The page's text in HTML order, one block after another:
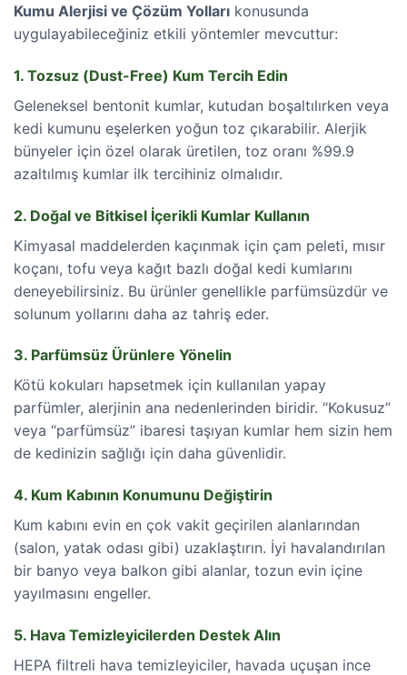
Kumu Alerjisi ve Çözüm Yolları konusunda
uygulayabileceğiniz etkili yöntemler mevcuttur:
1. Tozsuz (Dust-Free) Kum Tercih Edin
Geleneksel bentonit kumlar, kutudan boşaltılırken veya
kedi kumunu eşelerken yoğun toz çıkarabilir. Alerjik
bünyeler için özel olarak üretilen, toz oranı %99.9
azaltılmış kumlar ilk tercihiniz olmalıdır.
2. Doğal ve Bitkisel İçerikli Kumlar Kullanın
Kimyasal maddelerden kaçınmak için çam peleti, mısır
koçanı, tofu veya kağıt bazlı doğal kedi kumlarını
deneyebilirsiniz. Bu ürünler genellikle parfümsüzdür ve
solunum yollarını daha az tahriş eder.
3. Parfümsüz Ürünlere Yönelin
Kötü kokuları hapsetmek için kullanılan yapay
parfümler, alerjinin ana nedenlerinden biridir. “Kokusuz”
veya “parfümsüz” ibaresi taşıyan kumlar hem sizin hem
de kedinizin sağlığı için daha güvenlidir.
4. Kum Kabının Konumunu Değiştirin
Kum kabını evin en çok vakit geçirilen alanlarından
(salon, yatak odası gibi) uzaklaştırın. İyi havalandırılan
bir banyo veya balkon gibi alanlar, tozun evin içine
yayılmasını engeller.
5. Hava Temizleyicilerden Destek Alın
HEPA filtreli hava temizleyiciler, havada uçuşan ince